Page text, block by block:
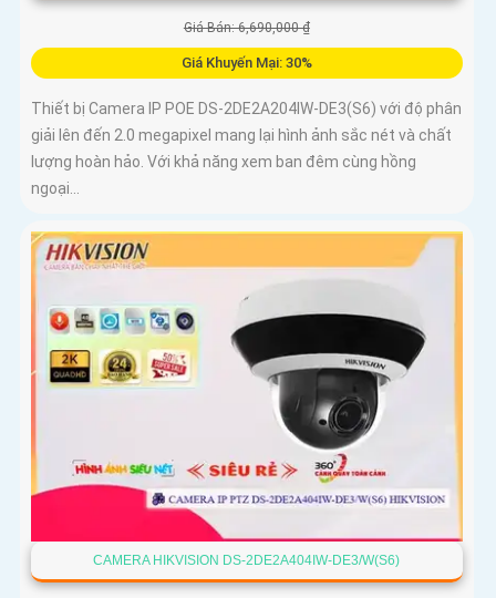
Giá Bán: 6,690,000 ₫
Giá Khuyến Mại: 30%
Thiết bị Camera IP POE DS-2DE2A204IW-DE3(S6) với độ phân
giải lên đến 2.0 megapixel mang lại hình ảnh sắc nét và chất
lượng hoàn hảo. Với khả năng xem ban đêm cùng hồng
ngoại...
CAMERA HIKVISION DS-2DE2A404IW-DE3/W(S6)